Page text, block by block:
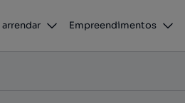
arrendar Empreendimentos
Leiria
Leiria